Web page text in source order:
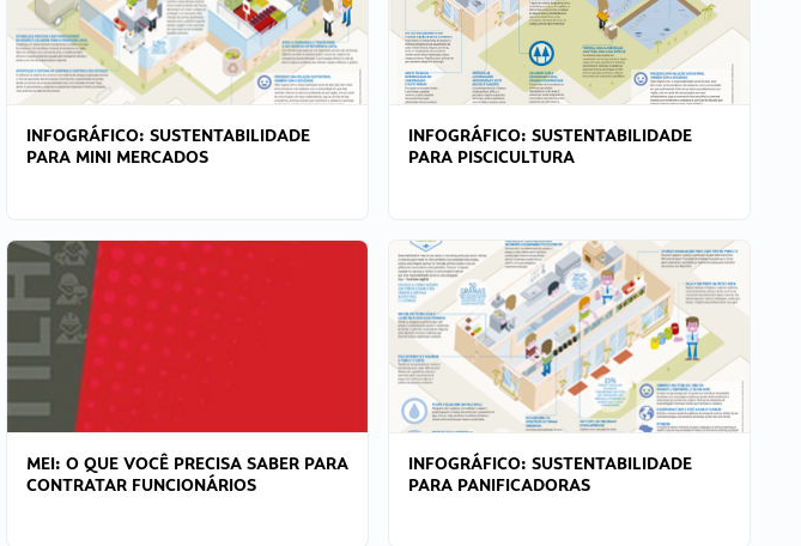
INFOGRÁFICO: SUSTENTABILIDADE
PARA MINI MERCADOS
INFOGRÁFICO: SUSTENTABILIDADE
PARA PISCICULTURA
MEI: O QUE VOCÊ PRECISA SABER PARA
CONTRATAR FUNCIONÁRIOS
INFOGRÁFICO: SUSTENTABILIDADE
PARA PANIFICADORAS